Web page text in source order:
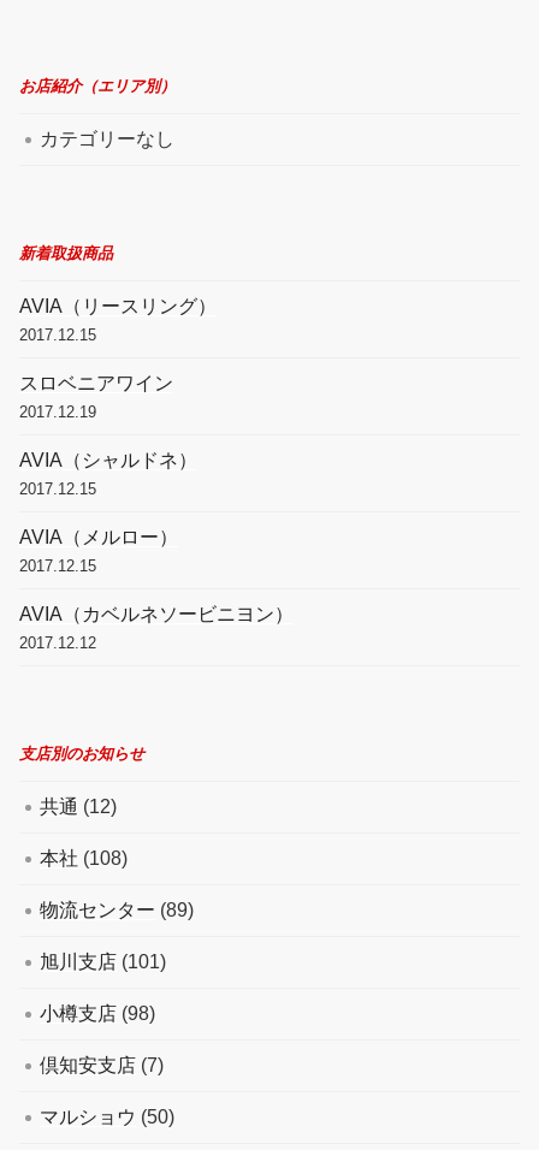
お店紹介（エリア別）
カテゴリーなし
新着取扱商品
AVIA（リースリング）
2017.12.15
スロベニアワイン
2017.12.19
AVIA（シャルドネ）
2017.12.15
AVIA（メルロー）
2017.12.15
AVIA（カベルネソービニヨン）
2017.12.12
支店別のお知らせ
共通 (12)
本社 (108)
物流センター (89)
旭川支店 (101)
小樽支店 (98)
倶知安支店 (7)
マルショウ (50)